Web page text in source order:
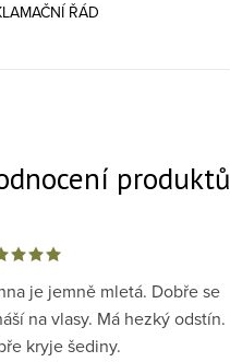
ŘÁD
produktů
je jemně mletá. Dobře se
na vlasy. Má hezký odstín.
kryje šediny.